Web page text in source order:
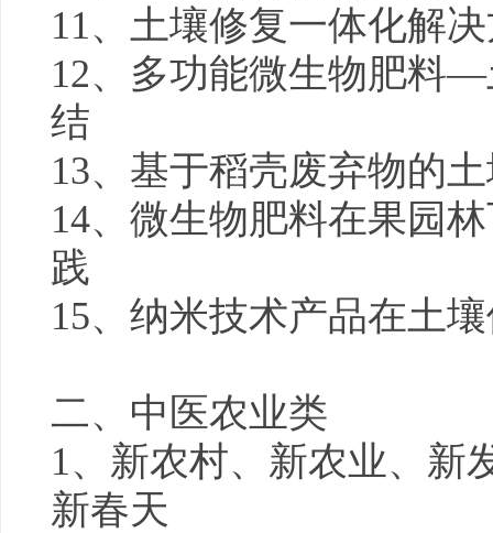
11、土壤修复一体化解
12、多功能微生物肥料
结
13、基于稻壳废弃物的
14、微生物肥料在果园
践
15、纳米技术产品在土
二、中医农业类
1、新农村、新农业、新
新春天